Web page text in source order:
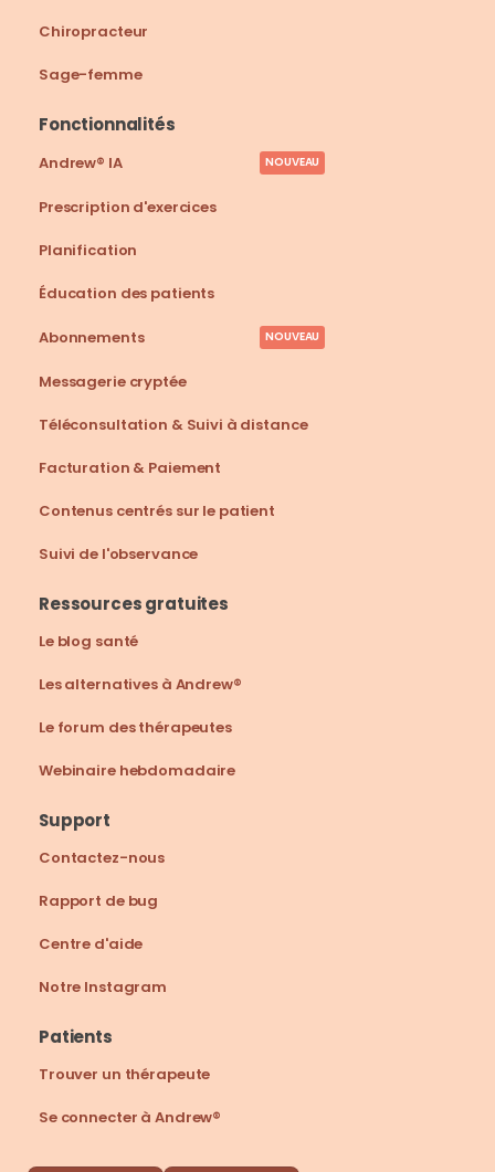
Chiropracteur
Sage-femme
Fonctionnalités
Prescription d'exercices
Planification
Éducation des patients
Andrew® IA NOUVEAU
Messagerie cryptée
Téléconsultation & Suivi à distance
Facturation & Paiement
Abonnements NOUVEAU
Contenus centrés sur le patient
Suivi de l'observance
Ressources gratuites
Le blog santé
Les alternatives à Andrew®
Le forum des thérapeutes
Webinaire hebdomadaire
Support
Rapport de bug
Contactez-nous
Notre Instagram
Centre d'aide
Patients
Trouver un thérapeute
Se connecter à Andrew®